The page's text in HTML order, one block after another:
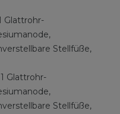
Glattrohr-
Stellfüße,
1 Glattrohr-
Stellfüße,